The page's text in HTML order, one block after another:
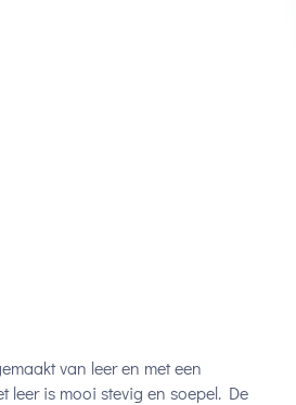
van leer en met een
leer is mooi stevig en soepel. De